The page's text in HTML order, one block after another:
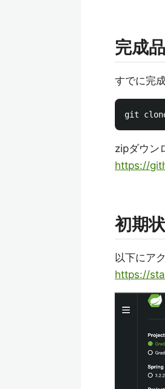
完成
すでに完
zipダウン
https://
初期
以下にア
https://